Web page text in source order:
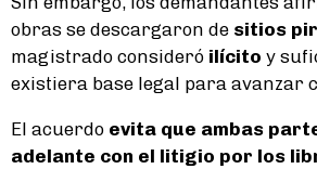
obras se descargaron de sitios
magistrado consideró ilícito y
existiera base legal para avanzar
El acuerdo evita que ambas
adelante con el litigio por los